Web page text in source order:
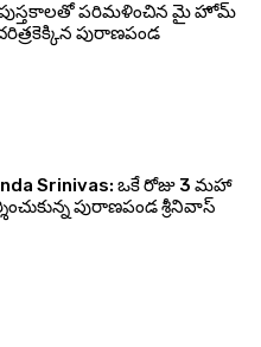
పుస్తకాలతో పరిమళించిన మై హోమ్
పురాణపండ
Srinivas: ఒకే రోజు 3 మహా
పురాణపండ శ్రీనివాస్